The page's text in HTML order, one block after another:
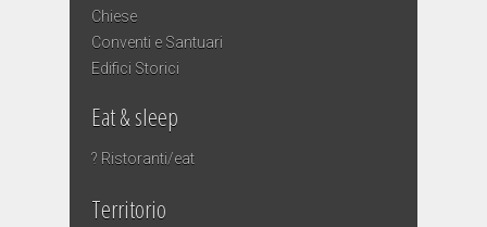
Chiese
Conventi e Santuari
Edifici Storici
Eat & sleep
? Ristoranti/eat
Territorio